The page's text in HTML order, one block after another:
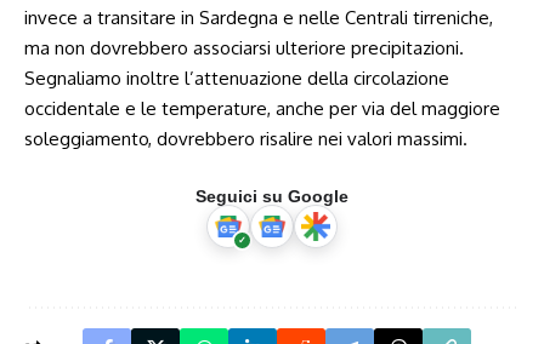
invece a transitare in Sardegna e nelle Centrali tirreniche,
ma non dovrebbero associarsi ulteriore precipitazioni.
Segnaliamo inoltre l’attenuazione della circolazione
occidentale e le temperature, anche per via del maggiore
soleggiamento, dovrebbero risalire nei valori massimi.
Seguici su Google